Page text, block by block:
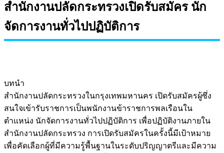
สำนักงานปลัดกระทรวงเปิดรับสมัคร นัก
จัดการงานทั่วไปปฏิบัติการ
บทนำ
สำนักงานปลัดกระทรวงในกรุงเทพมหานคร เปิดรับสมัครผู้ซึ่ง
สนใจเข้ารับราชการเป็นพนักงานข้าราชการพลเรือนใน
ตำแหน่ง นักจัดการงานทั่วไปปฏิบัติการ เพื่อปฏิบัติงานภายใน
สำนักงานปลัดกระทรวง การเปิดรับสมัครในครั้งนี้มีเป้าหมาย
เพื่อคัดเลือกผู้ที่มีความรู้พื้นฐานในระดับปริญญาตรีและมีความ